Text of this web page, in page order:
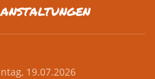
19.07.2026